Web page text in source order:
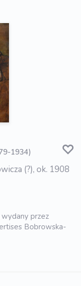
1934)
(?), ok. 1908
przez
Bobrowska-